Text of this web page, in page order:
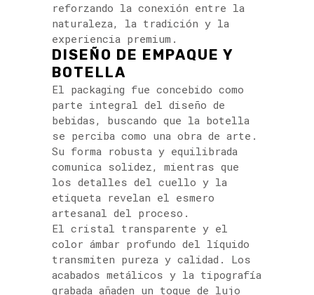
reforzando la conexión entre la
naturaleza, la tradición y la
experiencia premium.
DISEÑO DE EMPAQUE Y
BOTELLA
El packaging fue concebido como
parte integral del diseño de
bebidas, buscando que la botella
se perciba como una obra de arte.
Su forma robusta y equilibrada
comunica solidez, mientras que
los detalles del cuello y la
etiqueta revelan el esmero
artesanal del proceso.
El cristal transparente y el
color ámbar profundo del líquido
transmiten pureza y calidad. Los
acabados metálicos y la tipografía
grabada añaden un toque de lujo